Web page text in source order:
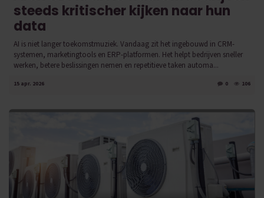
steeds kritischer kijken naar hun
data
AI is niet langer toekomstmuziek. Vandaag zit het ingebouwd in CRM-
systemen, marketingtools en ERP-platformen. Het helpt bedrijven sneller
werken, betere beslissingen nemen en repetitieve taken automa...
15 apr. 2026 0 106